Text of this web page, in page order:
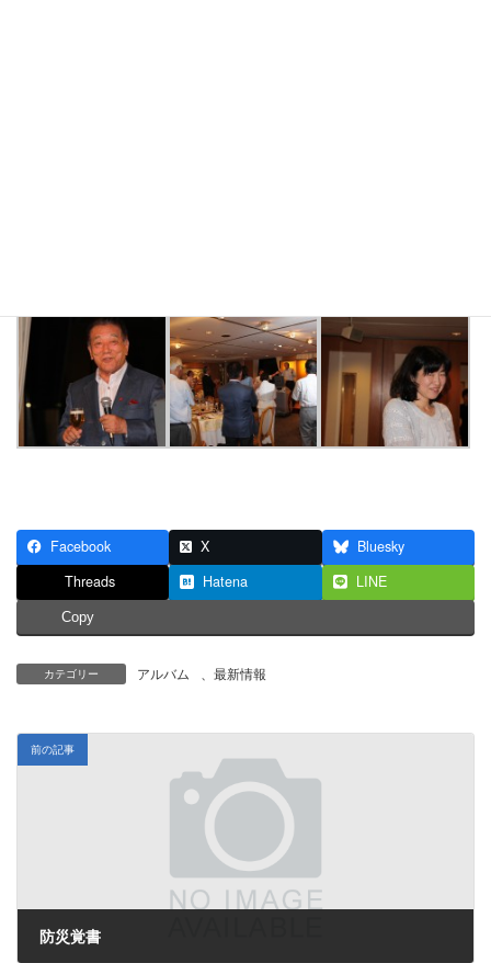
Facebook X
Bluesky
Threads
Hatena LINE
Copy
カテゴリー アルバム 最新情報
前の記事
防災覚書